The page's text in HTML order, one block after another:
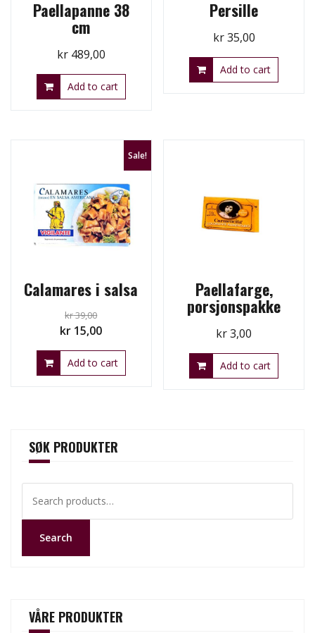
Paellapanne 38
cm
kr489,00
Add to cart
Persille
kr35,00
Add to cart
Sale!
Calamares i salsa
kr39,00
Original
price
was:
kr 15,00Current
price
is:
Add to cart
Paellafarge,
porsjonspakke
kr3,00
Add to cart
SØK PRODUKTER
for:
Search
VÅRE PRODUKTER